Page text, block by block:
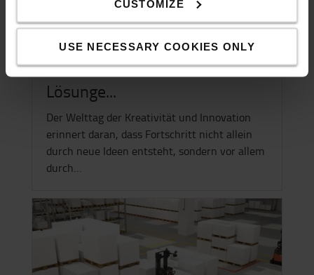
CUSTOMIZE
USE NECESSARY COOKIES ONLY
Welttag der Kreativität und
Innovation: Wie konkrete
Lösunge...
Der Welttag der Kreativität und Innovation
erinnert daran, dass Fortschritt nicht allein
durch neue Ideen entsteht, sondern vor allem
durch…